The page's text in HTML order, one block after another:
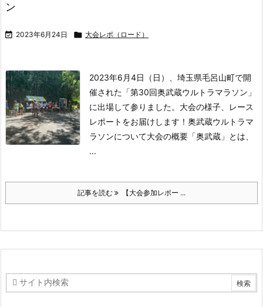
ン
 2023年6月24日  大会レポ（ロード）
2023年6月4日（日）、埼玉県毛呂山町で開
催された「第30回奥武蔵ウルトラマラソン」
に出場して参りました。 大会の様子、レース
レポートをお届けします！ 奥武蔵ウルトラマ
ラソンについて大会の概要 「奥武蔵」とは、
...
記事を読む 【大会参加レポー ...